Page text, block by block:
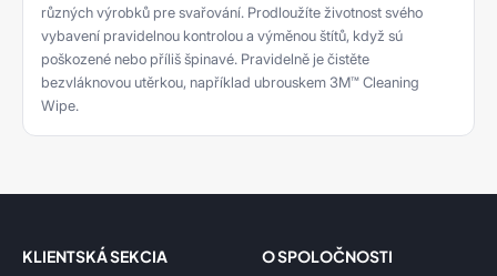
různých výrobků pre svařování. Prodloužíte životnost svého
vybavení pravidelnou kontrolou a výměnou štítů, když sú
poškozené nebo příliš špinavé. Pravidelně je čistěte
bezvláknovou utěrkou, například ubrouskem 3M™ Cleaning
Wipe.
KLIENTSKÁ SEKCIA O SPOLOČNOSTI